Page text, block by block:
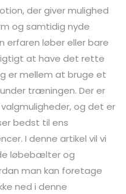
der giver mulighed
og samtidig nyde
erfaren løber eller bare
at have det rette
er mellem at bruge et
træningen. Der er
og det er
bedst til ens
I denne artikel vil vi
løbebælter og
man kan foretage
ned i denne